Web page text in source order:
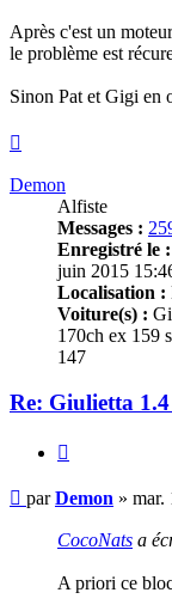
Après c'est un
le problème est
Sinon Pat et Gigi en
Demon
Alfiste
Messages :
Enregistré le :
juin 2015
Localisation :
Voiture(s) :
170ch ex 159
147
Re: Giulietta
Message
parDemon » mar.
CocoNats a
A priori ce